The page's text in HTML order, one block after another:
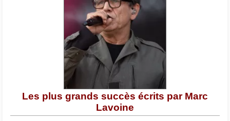
Les plus grands succès écrits par Marc
Lavoine